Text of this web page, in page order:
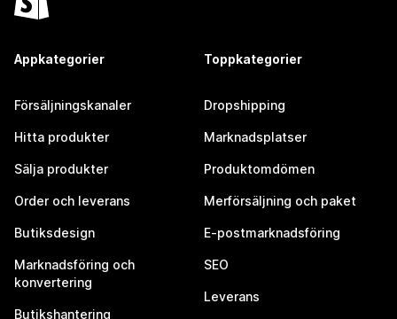
Appkategorier
Försäljningskanaler
Hitta produkter
Sälja produkter
Order och leverans
Butiksdesign
Marknadsföring och
konvertering
Butikshantering
Toppkategorier
Dropshipping
Marknadsplatser
Produktomdömen
Merförsäljning och paket
E-postmarknadsföring
SEO
Leverans